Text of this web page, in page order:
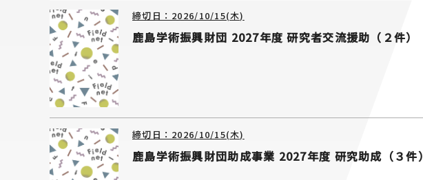
締切日：2026/10/15(木)
鹿島学術振興財団 2027年度 研究者交流援助（２件）
締切日：2026/10/15(木)
鹿島学術振興財団助成事業 2027年度 研究助成（３件）